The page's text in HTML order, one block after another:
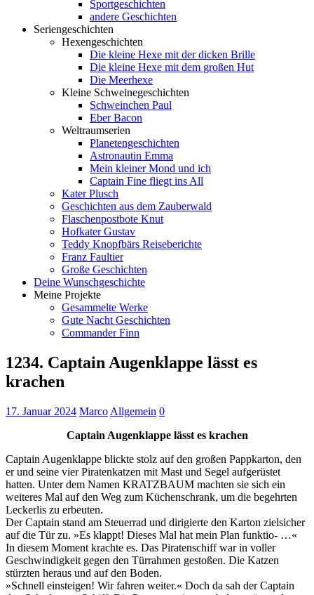
Sportgeschichten
andere Geschichten
Seriengeschichten
Hexengeschichten
Die kleine Hexe mit der dicken Brille
Die kleine Hexe mit dem großen Hut
Die Meerhexe
Kleine Schweinegeschichten
Schweinchen Paul
Eber Bacon
Weltraumserien
Planetengeschichten
Astronautin Emma
Mein kleiner Mond und ich
Captain Fine fliegt ins All
Kater Plusch
Geschichten aus dem Zauberwald
Flaschenpostbote Knut
Hofkater Gustav
Teddy Knopfbärs Reiseberichte
Franz Faultier
Große Geschichten
Deine Wunschgeschichte
Meine Projekte
Gesammelte Werke
Gute Nacht Geschichten
Commander Finn
1234. Captain Augenklappe lässt es
krachen
17. Januar 2024 Marco Allgemein 0
Captain Augenklappe lässt es krachen
Captain Augenklappe blickte stolz auf den großen Pappkarton, den
er und seine vier Piratenkatzen mit Mast und Segel aufgerüstet
hatten. Unter dem Namen KRATZBAUM machten sie sich ein
weiteres Mal auf den Weg zum Küchenschrank, um die begehrten
Leckerlis zu erbeuten.
Der Captain stand am Steuerrad und dirigierte den Karton zielsicher
auf die Tür zu. »Es klappt! Dieses Mal hat mein Plan funktio- …«
In diesem Moment krachte es. Das Piratenschiff war in voller
Geschwindigkeit gegen den Türrahmen gestoßen. Die Katzen
stürzten heraus und auf den Boden.
»Schnell einsteigen! Wir fahren weiter.« Doch da sah der Captain